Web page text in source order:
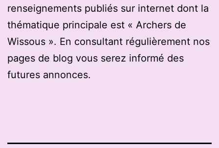
renseignements publiés sur internet dont la
thématique principale est « Archers de
Wissous ». En consultant régulièrement nos
pages de blog vous serez informé des
futures annonces.